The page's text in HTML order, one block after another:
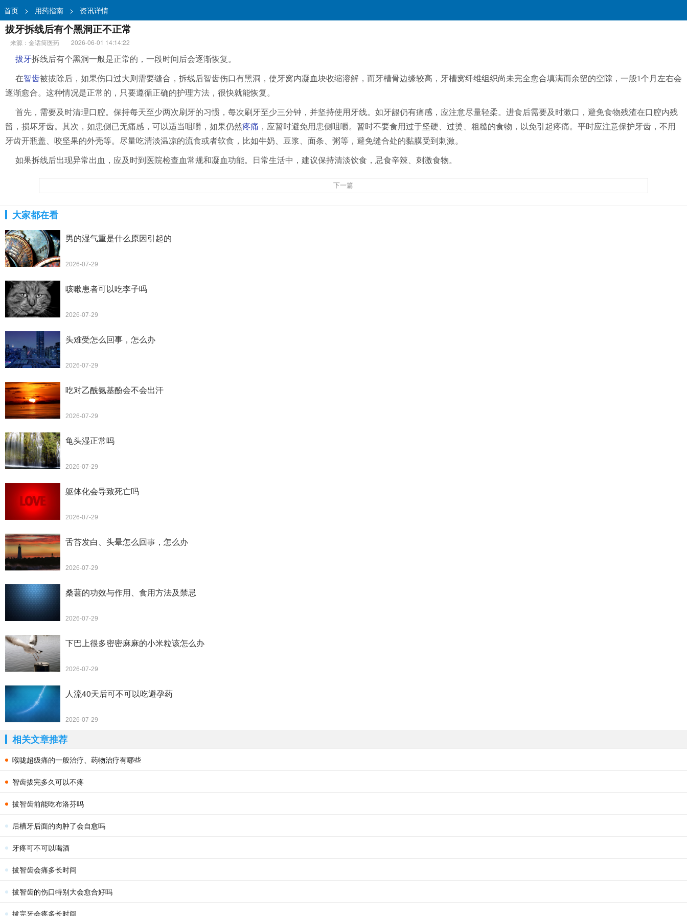
首页 > 用药指南 > 资讯详情
拔牙拆线后有个黑洞正不正常
来源：金话筒医药
2026-06-01 14:14:22
拔牙拆线后有个黑洞一般是正常的，一段时间后会逐渐恢复。
在智齿被拔除后，如果伤口过大则需要缝合，拆线后智齿伤口有黑洞，使牙窝内凝血块收缩溶解，而牙槽骨边缘较高，牙槽窝纤维组织尚未完全愈合填满而余留的空隙，一般1个月左右会
逐渐愈合。这种情况是正常的，只要遵循正确的护理方法，很快就能恢复。
首先，需要及时清理口腔。保持每天至少两次刷牙的习惯，每次刷牙至少三分钟，并坚持使用牙线。如牙龈仍有痛感，应注意尽量轻柔。进食后需要及时漱口，避免食物残渣在口腔内残
留，损坏牙齿。其次，如患侧已无痛感，可以适当咀嚼，如果仍然疼痛 ，应暂时避免用患侧咀嚼。暂时不要食用过于坚硬、过烫、粗糙的食物，以免引起疼痛。平时应注意保护牙齿，不用
牙齿开瓶盖、咬坚果的外壳等。尽量吃清淡温凉的流食或者软食，比如牛奶、豆浆、面条、粥等，避免缝合处的黏膜受到刺激。
如果拆线后出现异常出血，应及时到医院检查血常规和凝血功能。日常生活中，建议保持清淡饮食，忌食辛辣、刺激食物。
下一篇
大家都在看
男的湿气重是什么原因引起的
2026-07-29
咳嗽患者可以吃李子吗
2026-07-29
头难受怎么回事，怎么办
2026-07-29
吃对乙酰氨基酚会不会出汗
2026-07-29
龟头湿正常吗
2026-07-29
躯体化会导致死亡吗
2026-07-29
舌苔发白、头晕怎么回事，怎么办
2026-07-29
桑葚的功效与作用、食用方法及禁忌
2026-07-29
下巴上很多密密麻麻的小米粒该怎么办
2026-07-29
人流40天后可不可以吃避孕药
2026-07-29
相关文章推荐
喉咙超级痛的一般治疗、药物治疗有哪些
智齿拔完多久可以不疼
拔智齿前能吃布洛芬吗
后槽牙后面的肉肿了会自愈吗
牙疼可不可以喝酒
拔智齿会痛多长时间
拔智齿的伤口特别大会愈合好吗
拔完牙会疼多长时间